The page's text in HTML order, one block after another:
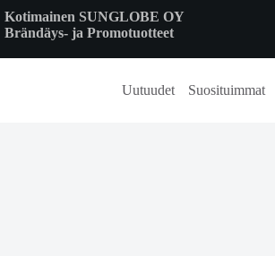
to
content
Kotimainen SUNGLOBE OY
Brändäys- ja Promotuotteet
Uutuudet Suosituimmat